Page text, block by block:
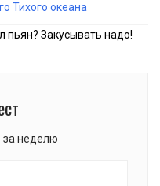
Тихого океана
пьян? Закусывать надо!
за неделю